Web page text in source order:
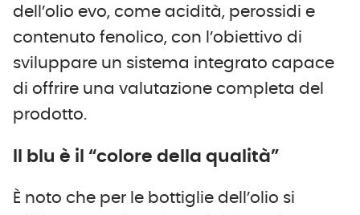
dell’olio evo, come acidità, perossidi e
contenuto fenolico, con l’obiettivo di
sviluppare un sistema integrato capace
di offrire una valutazione completa del
prodotto.
Il blu è il “colore della qualità”
È noto che per le bottiglie dell’olio si